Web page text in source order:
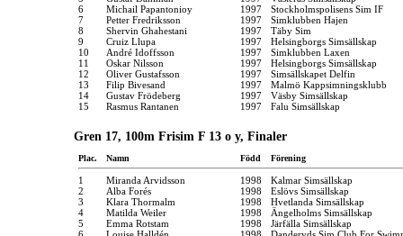
6
Michail Papantonioy 1997
Stockholmspolisens Sim IF
7
Petter Fredriksson 1997
Simklubben Hajen
8
Shervin Ghahestani 1997
Täby Sim
9
Cruiz Llupa 1997
Helsingborgs Simsällskap
10
André Idoffsson 1997
Simklubben Laxen
11
Oskar Nilsson 1997
Helsingborgs Simsällskap
12
Oliver Gustafsson 1997
Simsällskapet Delfin
13
Filip Bivesand 1997
Malmö Kappsimningsklubb
14
Gustav Frödeberg 1997
Väsby Simsällskap
15
Rasmus Rantanen 1997 Falu Simsällskap
Gren 17, 100m Frisim F 13 o y, Finaler
Plac. Namn Född Förening
1 Miranda Arvidsson 1998
Kalmar Simsällskap
2
Alba Forés 1998
Eslövs Simsällskap
3
Klara Thormalm 1998
Hvetlanda Simsällskap
4
Matilda Weiler 1998
Ängelholms Simsällskap
5
Emma Rotstam 1998
Järfälla Simsällskap